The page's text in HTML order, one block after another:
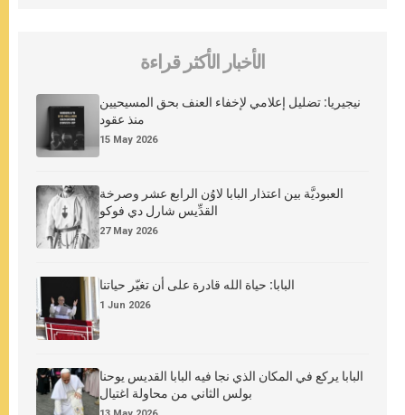
الأخبار الأكثر قراءة
نيجيريا: تضليل إعلامي لإخفاء العنف بحق المسيحيين
منذ عقود
15 May 2026
العبوديَّة بين اعتذار البابا لاوُن الرابع عشر وصرخة
القدِّيس شارل دي فوكو
27 May 2026
البابا: حياة الله قادرة على أن تغيّر حياتنا
1 Jun 2026
البابا يركع في المكان الذي نجا فيه البابا القديس يوحنا
بولس الثاني من محاولة اغتيال